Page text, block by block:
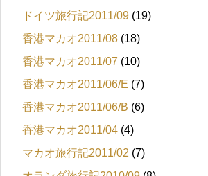
ドイツ旅行記2011/09 (19)
香港マカオ2011/08 (18)
香港マカオ2011/07 (10)
香港マカオ2011/06/E (7)
香港マカオ2011/06/B (6)
香港マカオ2011/04 (4)
マカオ旅行記2011/02 (7)